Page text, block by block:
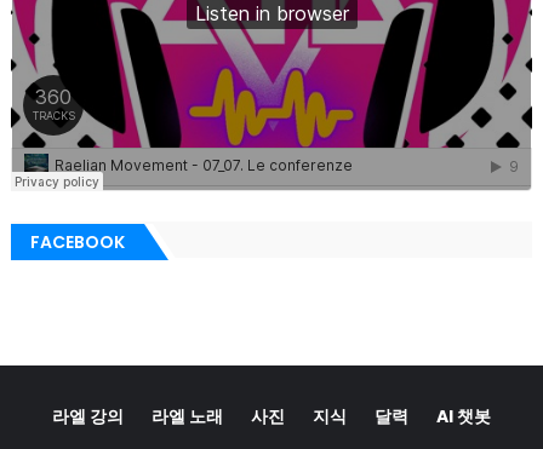
FACEBOOK
라엘 강의 라엘 노래 사진 지식 달력 AI 챗봇